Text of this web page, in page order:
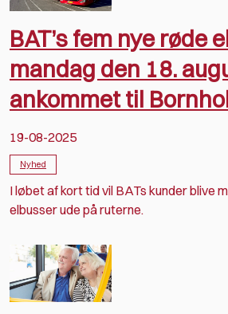
BAT’s fem nye røde
mandag den 18.
ankommet til
19-08-2025
Nyhed
I løbet af kort tid vil BATs kunder blive
elbusser ude på ruterne.